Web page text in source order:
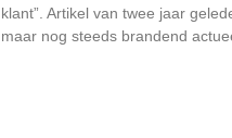
klant”. Artikel van twee jaar
maar nog steeds brandend